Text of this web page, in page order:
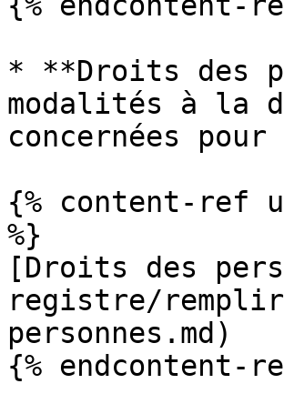
* **Droits des
modalités à la
concernées
{% content-ref
%}
[Droits des
registre/
personnes.md)
{% endcontent-